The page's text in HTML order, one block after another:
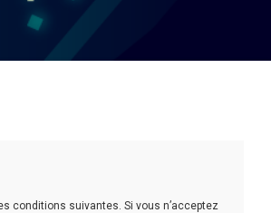
conditions suivantes. Si vous n’acceptez